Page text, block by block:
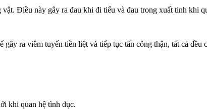
Điều này gây ra đau khi đi tiểu và đau trong xuất tinh khi
ra viêm tuyến tiền liệt và tiếp tục tấn công thận, tất cả
khi quan hệ tình dục.